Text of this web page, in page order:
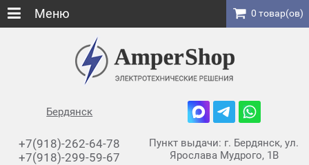
Бердянск
+7(918)-262-64-78
+7(918)-299-59-67
Пункт выдачи: г. Бердянск, ул.
Ярослава Мудрого, 1В
Меню 0 товар(ов)